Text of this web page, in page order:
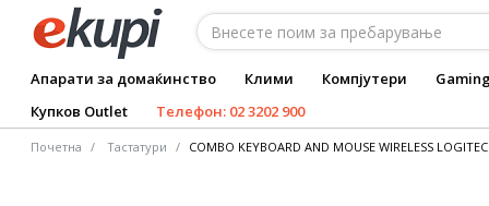
Апарати за домаќинство Клими Компјутери
Купков Outlet
Телефон: 02 3202 900
Почетна Тастатури COMBO KEYBOARD AND MOUSE WIRELESS